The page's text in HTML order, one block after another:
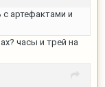
с артефактами и
часы и трей на